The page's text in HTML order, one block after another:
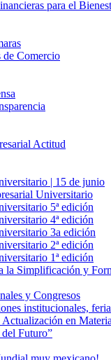
para el
de Comercio
Actitud
| 15 de junio
Universitario
5ª edición
4ª edición
3a edición
2ª edición
1ª edición
la Simplificación y
y Congresos
institucionales,
Actualización en
Futuro”